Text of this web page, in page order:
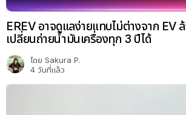
EREV อาจดูแลง่ายแทบไม่ต่างจาก EV
เปลี่ยนถ่ายน้ำมันเครื่องทุก 3 ปีได้
โดย Sakura P.
4 วันที่แล้ว